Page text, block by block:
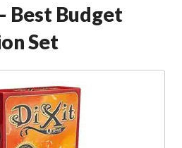
Best Budget
Set